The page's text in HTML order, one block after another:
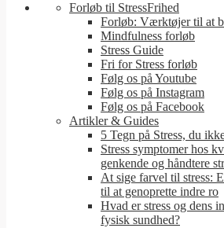
Forløb til StressFrihed
Forløb: Værktøjer til at
Mindfulness forløb
Stress Guide
Fri for Stress forløb
Følg os på Youtube
Følg os på Instagram
Følg os på Facebook
Artikler & Guides
5 Tegn på Stress, du
Stress symptomer hos
genkende og håndtere
At sige farvel til stress:
til at genoprette indre ro
Hvad er stress og dens
fysisk sundhed?